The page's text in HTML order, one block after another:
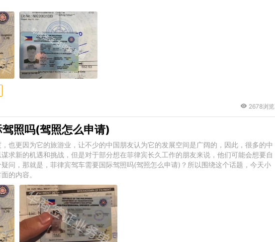
2678浏览
照吗(驾照怎么申请)
也更因为它的旅游业，让不少的中国朋友认为它的发展空间是广阔的，因此，很多的中
求新的机遇和挑战，但是对于部分想在菲律宾长久工作的朋友来说，他们可能会想要自
疑问，那就是，菲律宾驾车需要国际驾照吗(驾照怎么申请)？所以围绕这个话题，今天小
的内容。